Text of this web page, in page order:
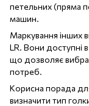
петельних (пряма
машин.
Маркування інших
LR. Вони доступні
що дозволяє
потреб.
Корисна порада
визначити тип